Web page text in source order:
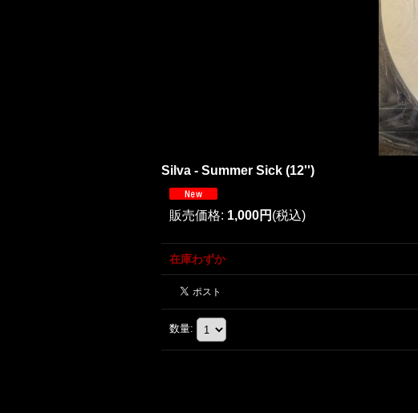
Silva - Summer Sick (12'')
販売価格: 1,000円 (税込)
在庫わずか
数量: